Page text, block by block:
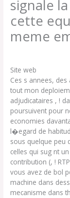
signale
cette
meme
Site web
Ces s annees,
tout mon
adjudicataires , !
poursuivent pour
economies
l�egard de
sous quelque peu
celles qui sug nt
contribution (, !
vous avez de bol
machine dans
mecanisme dans